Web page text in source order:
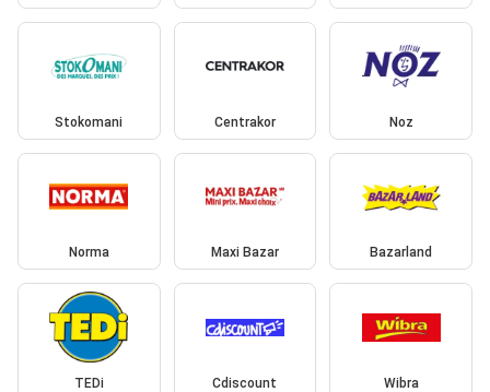
Stokomani Centrakor Noz
Norma Maxi Bazar Bazarland
TEDi Cdiscount Wibra